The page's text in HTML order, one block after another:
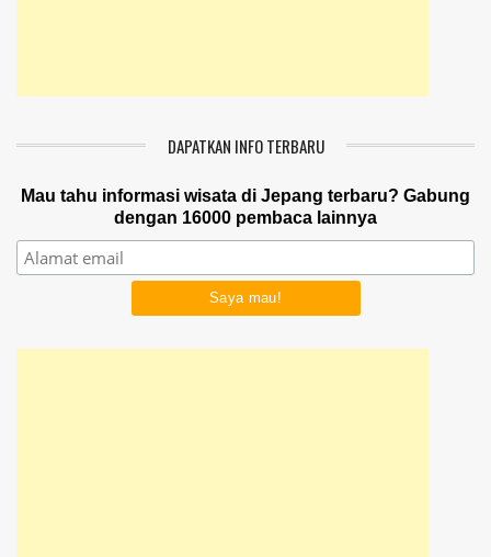
DAPATKAN INFO TERBARU
Mau tahu informasi wisata di Jepang terbaru? Gabung
dengan 16000 pembaca lainnya